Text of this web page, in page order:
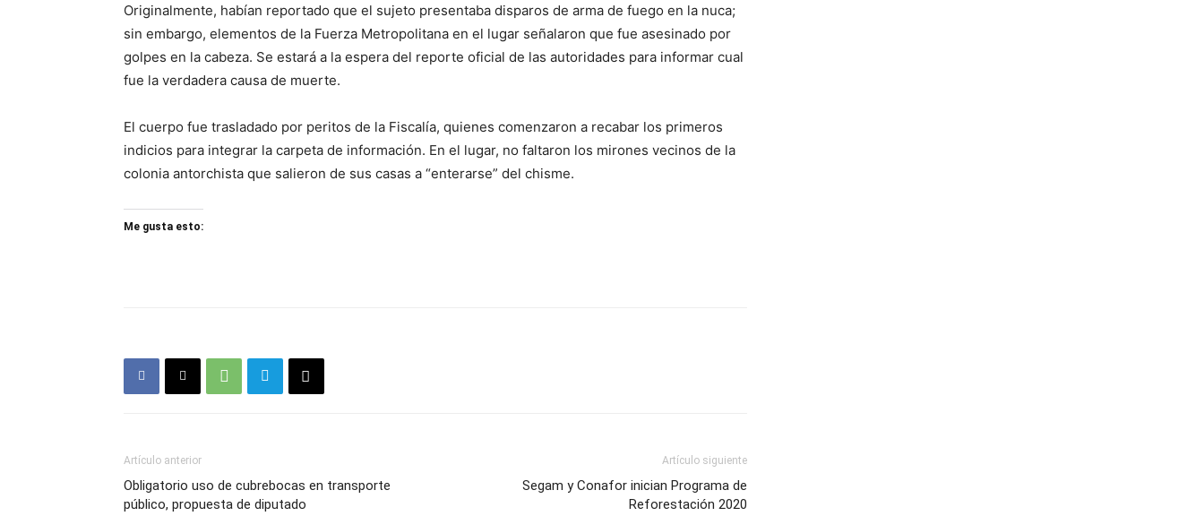
Originalmente, habían reportado que el sujeto presentaba disparos de arma de fuego en la nuca;
sin embargo, elementos de la Fuerza Metropolitana en el lugar señalaron que fue asesinado por
golpes en la cabeza. Se estará a la espera del reporte oficial de las autoridades para informar cual
fue la verdadera causa de muerte.
El cuerpo fue trasladado por peritos de la Fiscalía, quienes comenzaron a recabar los primeros
indicios para integrar la carpeta de información. En el lugar, no faltaron los mirones vecinos de la
colonia antorchista que salieron de sus casas a “enterarse” del chisme.
Me gusta esto:
Artículo anterior
Obligatorio uso de cubrebocas en transporte
público, propuesta de diputado
Artículo siguiente
Segam y Conafor inician Programa de
Reforestación 2020